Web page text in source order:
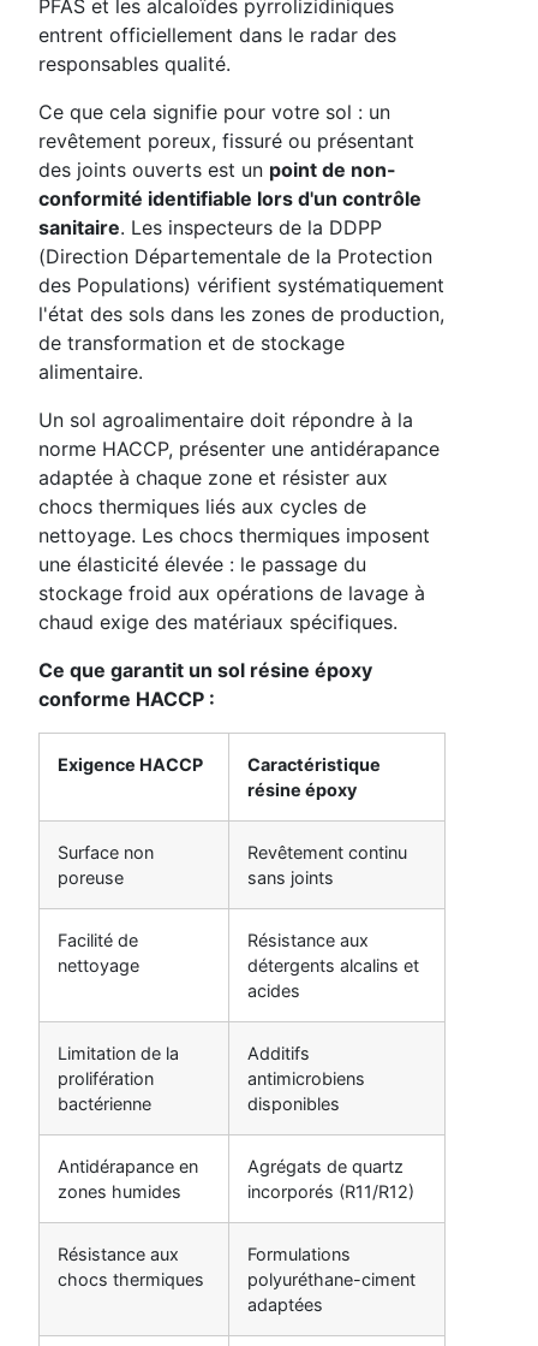
PFAS et les alcaloïdes pyrrolizidiniques
entrent officiellement dans le radar des
responsables qualité.
Ce que cela signifie pour votre sol : un
revêtement poreux, fissuré ou présentant
des joints ouverts est un point de non-
conformité identifiable lors d'un contrôle
sanitaire. Les inspecteurs de la DDPP
(Direction Départementale de la Protection
des Populations) vérifient systématiquement
l'état des sols dans les zones de production,
de transformation et de stockage
alimentaire.
Un sol agroalimentaire doit répondre à la
norme HACCP, présenter une antidérapance
adaptée à chaque zone et résister aux
chocs thermiques liés aux cycles de
nettoyage. Les chocs thermiques imposent
une élasticité élevée : le passage du
stockage froid aux opérations de lavage à
chaud exige des matériaux spécifiques.
Ce que garantit un sol résine époxy
conforme HACCP :
Exigence HACCP
Caractéristique
résine époxy
Surface non
poreuse
Revêtement continu
sans joints
Facilité de
nettoyage
Résistance aux
détergents alcalins et
acides
Limitation de la
prolifération
bactérienne
Additifs
antimicrobiens
disponibles
Antidérapance en
zones humides
Agrégats de quartz
incorporés (R11/R12)
Résistance aux
chocs thermiques
Formulations
polyuréthane-ciment
adaptées